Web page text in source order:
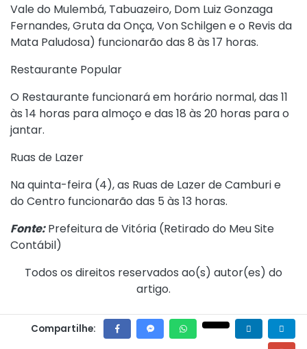
Vale do Mulembá, Tabuazeiro, Dom Luiz Gonzaga
Fernandes, Gruta da Onça, Von Schilgen e o Revis da
Mata Paludosa) funcionarão das 8 às 17 horas.
Restaurante Popular
O Restaurante funcionará em horário normal, das 11
às 14 horas para almoço e das 18 às 20 horas para o
jantar.
Ruas de Lazer
Na quinta-feira (4), as Ruas de Lazer de Camburi e
do Centro funcionarão das 5 às 13 horas.
Fonte:Prefeitura de Vitória (Retirado do Meu Site
Contábil)
Todos os direitos reservados ao(s) autor(es) do
artigo.
Compartilhe: